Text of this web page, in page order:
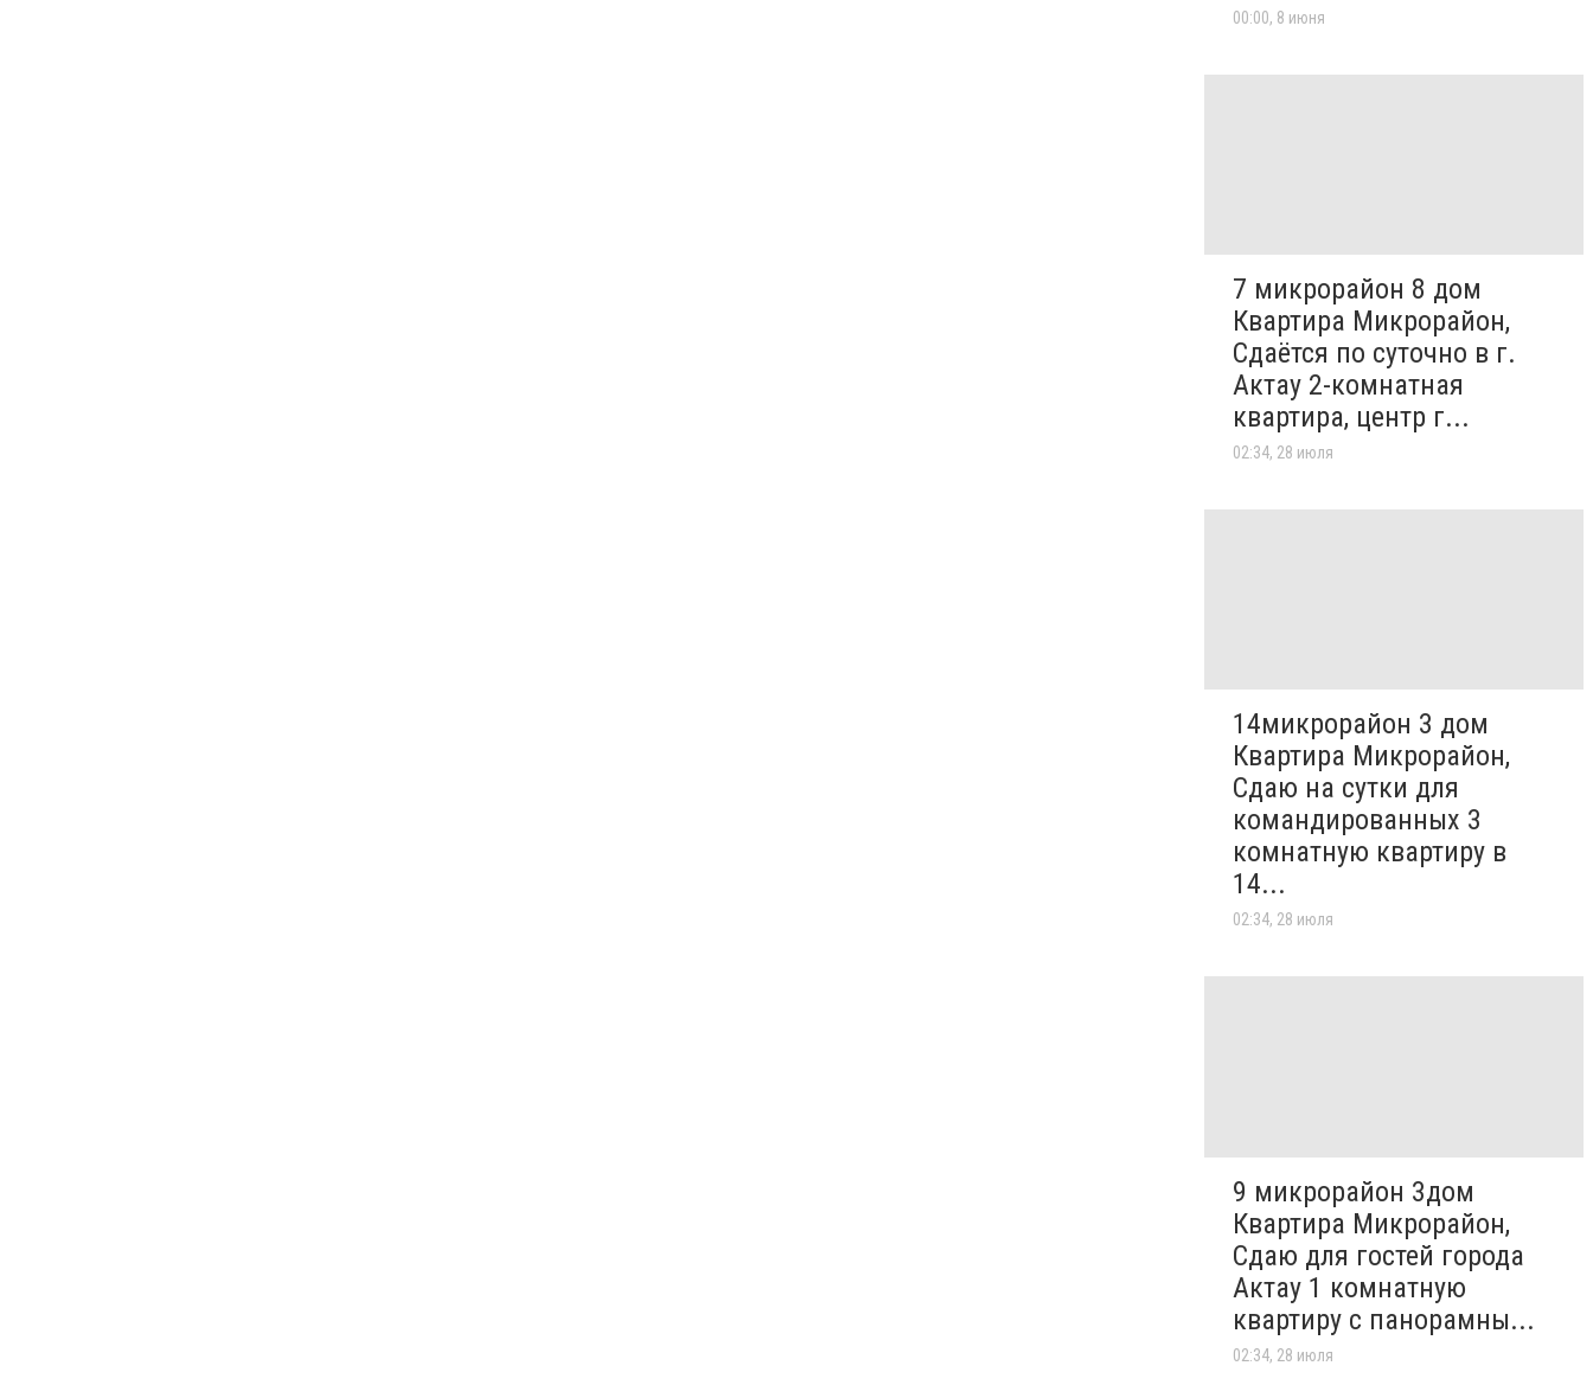
00:00, 8 июня
7 микрорайон 8 дом
Квартира Микрорайон,
Сдаётся по суточно в г.
Актау 2-комнатная
квартира, центр г...
02:34, 28 июля
14микрорайон 3 дом
Квартира Микрорайон,
Сдаю на сутки для
командированных 3
комнатную квартиру в
14...
02:34, 28 июля
9 микрорайон 3дом
Квартира Микрорайон,
Сдаю для гостей города
Актау 1 комнатную
квартиру с панорамны...
02:34, 28 июля